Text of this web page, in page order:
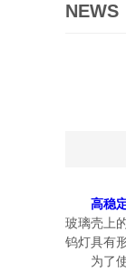
NEWS
高稳
玻璃壳上
钨灯具有
为了使